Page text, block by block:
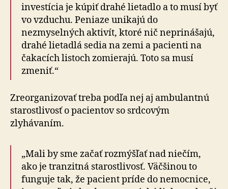
investícia je kúpiť drahé lietadlo a to musí byť
vo vzduchu. Peniaze unikajú do
nezmyselných aktivít, ktoré nič neprinášajú,
drahé lietadlá sedia na zemi a pacienti na
čakacích listoch zomierajú. Toto sa musí
zmeniť.“
Zreorganizovať treba podľa nej aj ambulantnú
starostlivosť o pacientov so srdcovým
zlyhávaním.
„Mali by sme začať rozmýšľať nad niečím,
ako je tranzitná starostlivosť. Väčšinou to
funguje tak, že pacient príde do nemocnice,